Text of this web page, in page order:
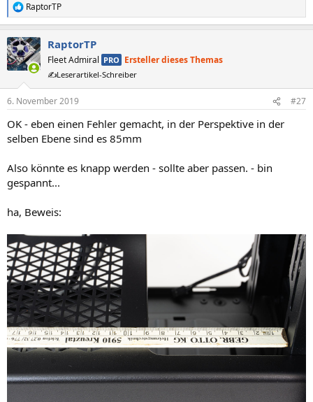
R
e
k
t
i
n
e
n
:
RaptorTP
RaptorTP
Fleet Admiral PRO Ersteller dieses Themas
✍️Leserartikel-Schreiber
6. November 2019 #27
OK - eben einen Fehler gemacht, in der Perspektive in der
selben Ebene sind es 85mm
Also könnte es knapp werden - sollte aber passen. - bin
gespannt...
ha, Beweis: